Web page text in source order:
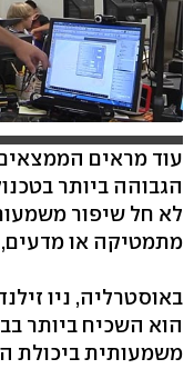
עוד מראים
הגבוהה ביותר
לא חל שיפור
מתמטיקה או
באוסטרליה, ניו
הוא השכיח ביותר
משמעותית ביכולת